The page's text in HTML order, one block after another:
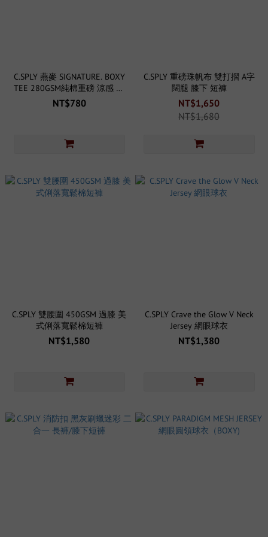
C.SPLY 燕麥 SIGNATURE. BOXY
TEE 280GSM純棉重磅 涼感 短
寬 小領口 短袖（BOXY）
NT$780
C.SPLY 重磅珠帆布 雙打摺 A字
闊腿 膝下 短褲
NT$1,650
NT$1,680
C.SPLY 雙腰圍 450GSM 過膝 美
式俐落寬鬆棉短褲
NT$1,580
C.SPLY Crave the Glow V Neck
Jersey 網眼球衣
NT$1,380